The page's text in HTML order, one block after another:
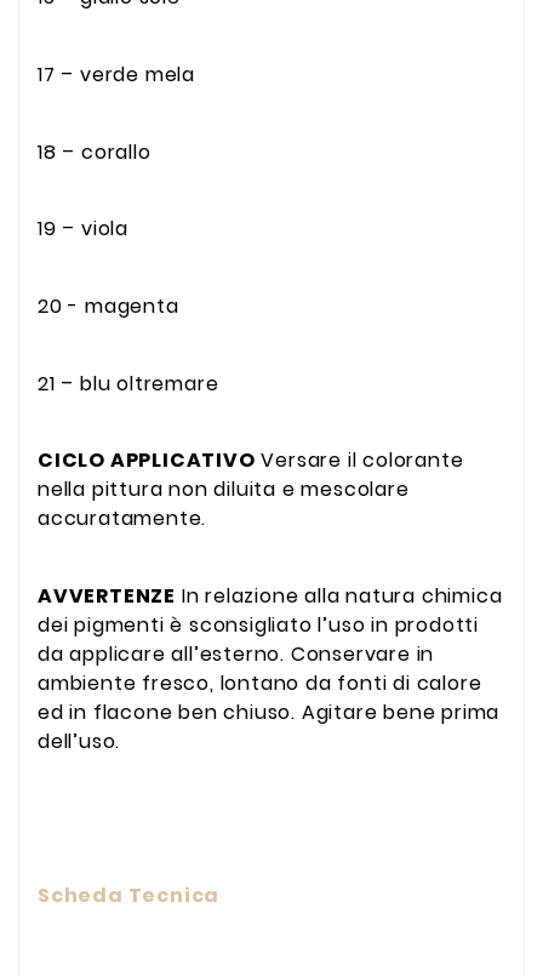
17 – verde mela
18 – corallo
19 – viola
20 - magenta
21 – blu oltremare
CICLO APPLICATIVO Versare il colorante
nella pittura non diluita e mescolare
accuratamente.
AVVERTENZE In relazione alla natura chimica
dei pigmenti è sconsigliato l’uso in prodotti
da applicare all’esterno. Conservare in
ambiente fresco, lontano da fonti di calore
ed in flacone ben chiuso. Agitare bene prima
dell’uso.
Scheda Tecnica